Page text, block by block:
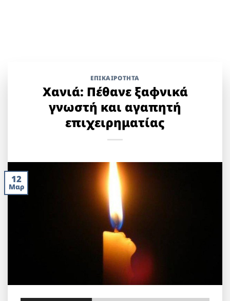
ΕΠΙΚΑΙΡΟΤΗΤΑ
Χανιά: Πέθανε ξαφνικά
γνωστή και αγαπητή
επιχειρηματίας
12
Μαρ